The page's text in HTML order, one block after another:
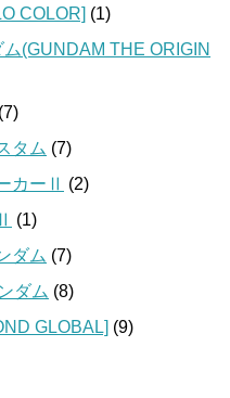
COLOR] (1)
(GUNDAM THE ORIGIN
(7)
タム (7)
カーⅡ (2)
(1)
ダム (7)
ダム (8)
GLOBAL] (9)